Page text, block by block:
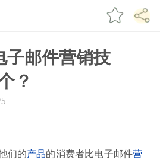
子邮件营销技
？
们的产品的消费者比电子邮件营